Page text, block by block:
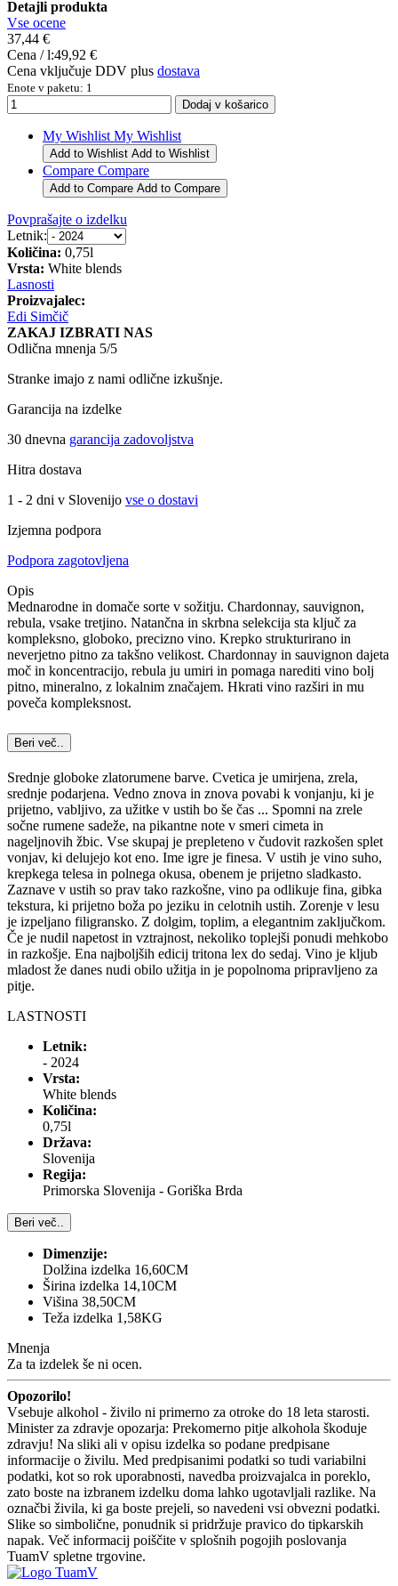
Detajli produkta
Vse ocene
37,44 €
Cena / l:49,92 €
Cena vključuje DDV plus dostava
Enote v paketu: 1
My Wishlist My Wishlist
Add to Wishlist Add to Wishlist
Compare Compare
Add to Compare Add to Compare
Povprašajte o izdelku
Letnik:
Količina: 0,75l
Vrsta: White blends
Lasnosti
Proizvajalec:
Edi Simčič
ZAKAJ IZBRATI NAS
Odlična mnenja 5/5
Stranke imajo z nami odlične izkušnje.
Garancija na izdelke
30 dnevna garancija zadovoljstva
Hitra dostava
1 - 2 dni v Slovenijo vse o dostavi
Izjemna podpora
Podpora zagotovljena
Opis
Mednarodne in domače sorte v sožitju. Chardonnay, sauvignon,
rebula, vsake tretjino. Natančna in skrbna selekcija sta ključ za
kompleksno, globoko, precizno vino. Krepko strukturirano in
neverjetno pitno za takšno velikost. Chardonnay in sauvignon dajeta
moč in koncentracijo, rebula ju umiri in pomaga narediti vino bolj
pitno, mineralno, z lokalnim značajem. Hkrati vino razširi in mu
poveča kompleksnost.
Beri več..
Srednje globoke zlatorumene barve. Cvetica je umirjena, zrela,
srednje podarjena. Vedno znova in znova povabi k vonjanju, ki je
prijetno, vabljivo, za užitke v ustih bo še čas ... Spomni na zrele
sočne rumene sadeže, na pikantne note v smeri cimeta in
nageljnovih žbic. Vse skupaj je prepleteno v čudovit razkošen splet
vonjav, ki delujejo kot eno. Ime igre je finesa. V ustih je vino suho,
krepkega telesa in polnega okusa, obenem je prijetno sladkasto.
Zaznave v ustih so prav tako razkošne, vino pa odlikuje fina, gibka
tekstura, ki prijetno boža po jeziku in celotnih ustih. Zorenje v lesu
je izpeljano filigransko. Z dolgim, toplim, a elegantnim zaključkom.
Če je nudil napetost in vztrajnost, nekoliko toplejši ponudi mehkobo
in razkošje. Ena najboljših edicij tritona lex do sedaj. Vino je kljub
mladost že danes nudi obilo užitja in je popolnoma pripravljeno za
pitje.
LASTNOSTI
Letnik:
- 2024
Vrsta:
White blends
Količina:
0,75l
Država:
Slovenija
Regija:
Primorska Slovenija - Goriška Brda
Beri več..
Dimenzije:
Dolžina izdelka 16,60CM
Širina izdelka 14,10CM
Višina 38,50CM
Teža izdelka 1,58KG
Mnenja
Za ta izdelek še ni ocen.
Opozorilo!
Vsebuje alkohol - živilo ni primerno za otroke do 18 leta starosti.
Minister za zdravje opozarja: Prekomerno pitje alkohola škoduje
zdravju! Na sliki ali v opisu izdelka so podane predpisane
informacije o živilu. Med predpisanimi podatki so tudi variabilni
podatki, kot so rok uporabnosti, navedba proizvajalca in poreklo,
zato boste na izbranem izdelku doma lahko ugotavljali razlike. Na
označbi živila, ki ga boste prejeli, so navedeni vsi obvezni podatki.
Slike so simbolične, ponudnik si pridržuje pravico do tipkarskih
napak. Več informacij poiščite v splošnih pogojih poslovanja
TuamV spletne trgovine.